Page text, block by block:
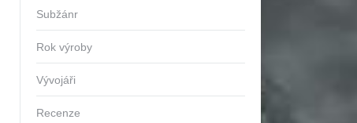
Subžánr
Rok výroby
Vývojáři
Recenze